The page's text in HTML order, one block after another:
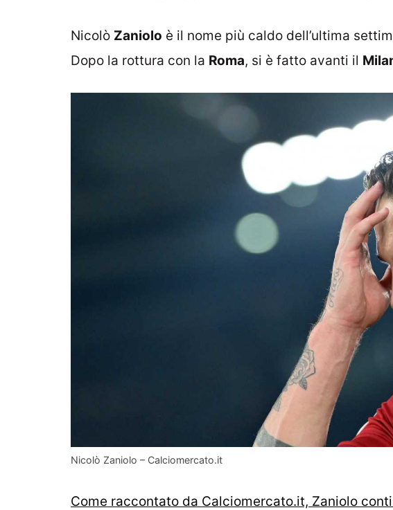
Nicolò Zaniolo è il nome più caldo dell’ultima
Dopo la rottura con la Roma, si è fatto avanti il
Nicolò Zaniolo – Calciomercato.it
Come raccontato da Calciomercato.it, Zaniolo